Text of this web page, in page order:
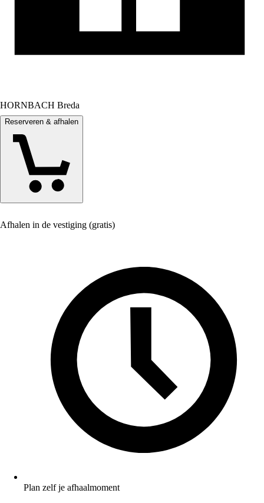
HORNBACH Breda
Reserveren & afhalen
Afhalen in de vestiging (gratis)
Plan zelf je afhaalmoment